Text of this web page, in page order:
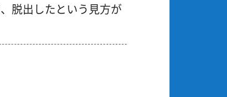
脱出したという見方が